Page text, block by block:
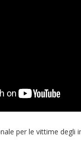
per le vittime degli